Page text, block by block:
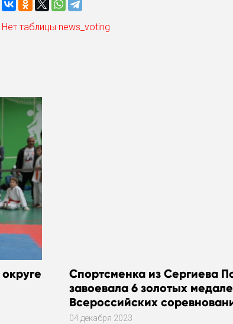
Нет таблицы news_voting
Спортсменка из Сергиева
завоевала 6 золотых
Всероссийских
плаванию
04 декабря 2023